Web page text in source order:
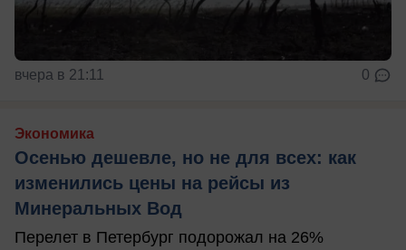
вчера в 21:11 0
Экономика
Осенью дешевле, но не для всех: как
изменились цены на рейсы из
Минеральных Вод
Перелет в Петербург подорожал на 26%